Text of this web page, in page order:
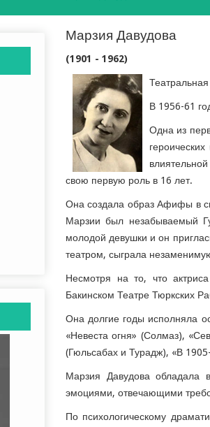
Марзия Давудова
(1901 - 1962)
В 1956-61
Одна из
свою первую роль в 16 лет.
Она создала образ Афифы в
Марзии был незабываемый
молодой девушки и он
театром, сыграла
Несмотря на то, что
Бакинском Театре Тюркских
Она долгие годы исполняла
«Невеста огня» (Солмаз),
(Гюльсабах и Турадж), «В
Марзия Давудова обладала
эмоциями, отвечающими
По психологическому